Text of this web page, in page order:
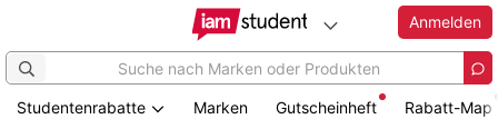
Anmelden
Studentenrabatte Marken Gutscheinheft Rabatt-Map